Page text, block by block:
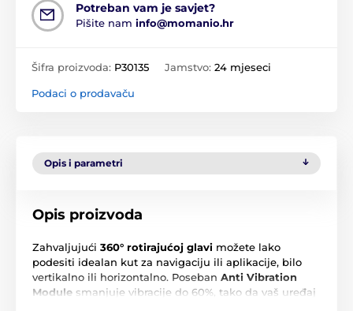
Potreban vam je savjet?
Pišite nam info@momanio.hr
Šifra proizvoda: P30135 Jamstvo: 24 mjeseci
Podaci o prodavaču
Opis i parametri
Opis proizvoda
Zahvaljujući 360° rotirajućoj glavi možete lako
podesiti idealan kut za navigaciju ili aplikacije, bilo
vertikalno ili horizontalno. Poseban Anti Vibration
Module smanjuje vibracije do 60%, tako da vaš uređaj